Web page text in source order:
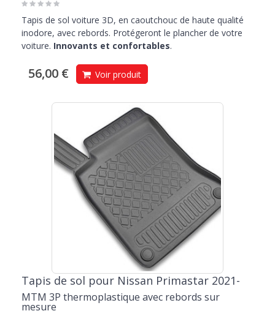
Tapis de sol voiture 3D, en caoutchouc de haute qualité
inodore, avec rebords. Protégeront le plancher de votre
voiture. Innovants et confortables.
56,00 € Voir produit
Tapis de sol pour Nissan Primastar 2021-
MTM 3P thermoplastique avec rebords sur
mesure